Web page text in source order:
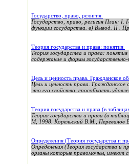
Государство, право, религия
Государство, право, религия План: I.
функции государства. в) Вывод. II .
Теория государства и права: понятия
Теория государства и права:
содержание и формы
Цель и ценность права. Гражданское
Цель и ценность права. Гражданское
это его свойство, способность
Теория государства и права (в
Теория государства и права (в
М, 1998. Корельский В.М., Перевалов
Определения (Теория государства и
Определения (Теория государства и
органы которые правомочны, имеют